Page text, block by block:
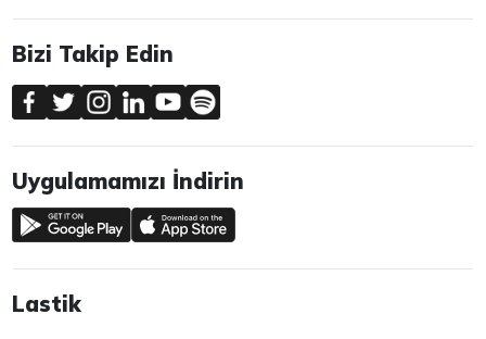
Bizi Takip Edin
Uygulamamızı İndirin
Lastik